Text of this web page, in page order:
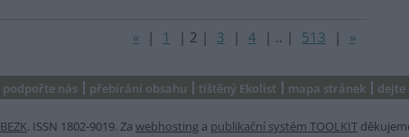
« | 1 | 2 | 3 | 4 | .. | 513 | »
podpořte nás přebírání obsahu tištěný Ekolist mapa stránek dejte
BEZK. ISSN 1802-9019. Za webhosting a publikační systém TOOLKIT